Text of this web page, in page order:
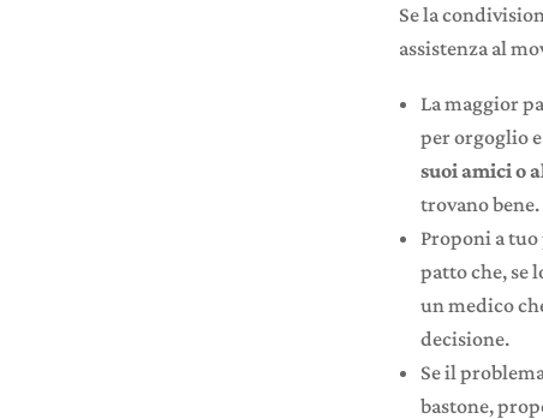
Se la
assistenza al
La maggior
per orgoglio
suoi amici o
trovano bene.
Proponi a tuo
patto che, se
un medico
decisione.
Se il
bastone,